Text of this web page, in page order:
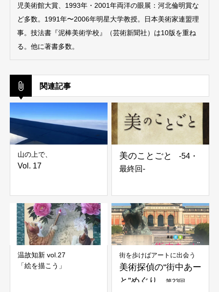
児美術館大賞、1993年・2001年両洋の眼展：河北倫明賞な
ど多数。1991年〜2006年明星大学教授。日本美術家連盟理
事。技法書『泥棒美術学校』（芸術新聞社）は10版を重ね
る。他に著書多数。
関連記事
山の上で、
Vol. 17
美のことごと
-54・
最終回-
温故知新 vol.27
「絵を描こう」
街を歩けばアートに出会う
美術探偵の“街中あー
と”めぐり
第23回